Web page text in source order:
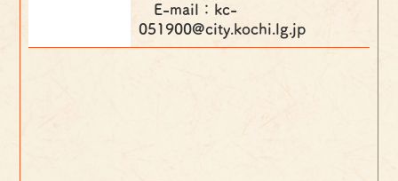
E-mail：kc-
051900@city.kochi.lg.jp